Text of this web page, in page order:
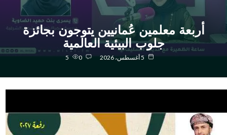
أربعة معلمين عُمانيين يتوجون بجائزة
جلوب البيئية العالمية
5